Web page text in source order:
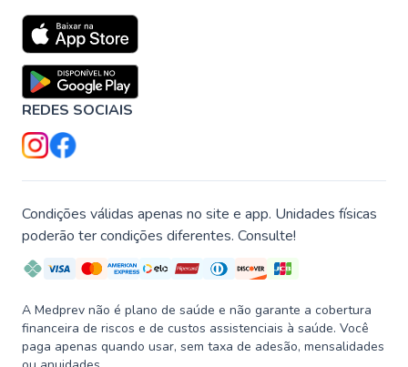
REDES SOCIAIS
Condições válidas apenas no site e app. Unidades físicas
poderão ter condições diferentes. Consulte!
A Medprev não é plano de saúde e não garante a cobertura
financeira de riscos e de custos assistenciais à saúde. Você
paga apenas quando usar, sem taxa de adesão, mensalidades